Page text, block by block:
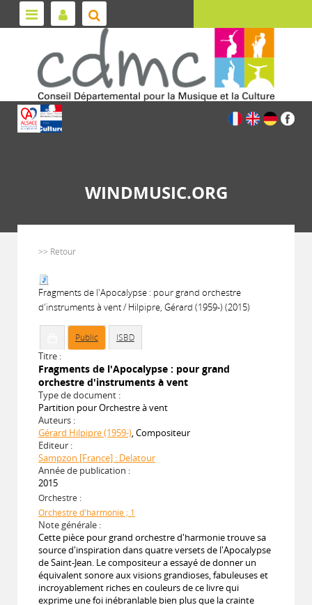
WINDMUSIC.ORG
>> Retour
Fragments de l'Apocalypse : pour grand orchestre
d'instruments à vent / Hilpipre, Gérard (1959-) (2015)
Public ISBD
Titre :
Fragments de l'Apocalypse : pour grand
orchestre d'instruments à vent
Type de document :
Partition pour Orchestre à vent
Auteurs :
Gérard Hilpipre (1959-), Compositeur
Editeur :
Sampzon [France] : Delatour
Année de publication :
2015
Orchestre :
Orchestre d'harmonie ; 1
Note générale :
Cette pièce pour grand orchestre d'harmonie trouve sa
source d'inspiration dans quatre versets de l'Apocalypse
de Saint-Jean. Le compositeur a essayé de donner un
équivalent sonore aux visions grandioses, fabuleuses et
incroyablement riches en couleurs de ce livre qui
exprime une foi inébranlable bien plus que la crainte